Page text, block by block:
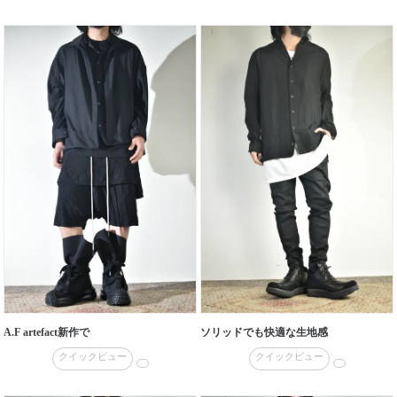
A.F artefact新作で
クイックビュー
ソリッドでも快適な生地感
クイックビュー